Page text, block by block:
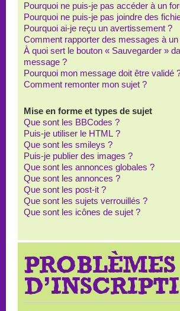
Pourquoi ne puis-je pas accéder à un
Pourquoi ne puis-je pas joindre des
Pourquoi ai-je reçu un avertissement ?
Comment rapporter des messages à
À quoi sert le bouton « Sauvegarder »
message ?
Pourquoi mon message doit être validé
Comment remonter mon sujet ?
Mise en forme et types de sujet
Que sont les BBCodes ?
Puis-je utiliser le HTML ?
Que sont les smileys ?
Puis-je publier des images ?
Que sont les annonces globales ?
Que sont les annonces ?
Que sont les post-it ?
Que sont les sujets verrouillés ?
Que sont les icônes de sujet ?